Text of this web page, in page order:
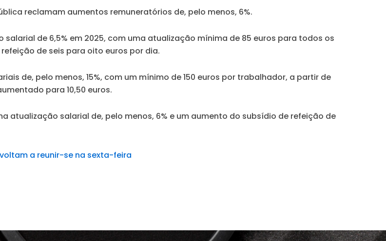
reclamam aumentos remuneratórios de, pelo menos, 6%.
salarial de 6,5% em 2025, com uma atualização mínima de 85 euros para todos os
de seis para oito euros por dia.
de, pelo menos, 15%, com um mínimo de 150 euros por trabalhador, a partir de
para 10,50 euros.
atualização salarial de, pelo menos, 6% e um aumento do subsídio de refeição de
a reunir-se na sexta-feira